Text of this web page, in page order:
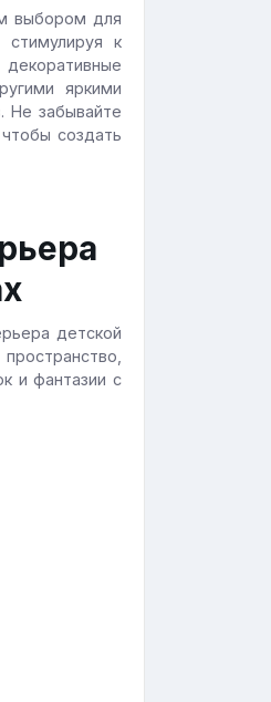
выбором для
к
яркими
Не забывайте
создать
детской
и фантазии с